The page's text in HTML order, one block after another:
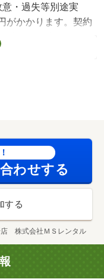
・過失等別途実
がかかります。契約
セット費３，３０
インボイス登録あ
２４６ｍ 病院・
ャレなお部屋です
加盟団体名：（公
不動産公正取引協
セット費 3300円
わせする
する
店 株式会社ＭＳレンタル